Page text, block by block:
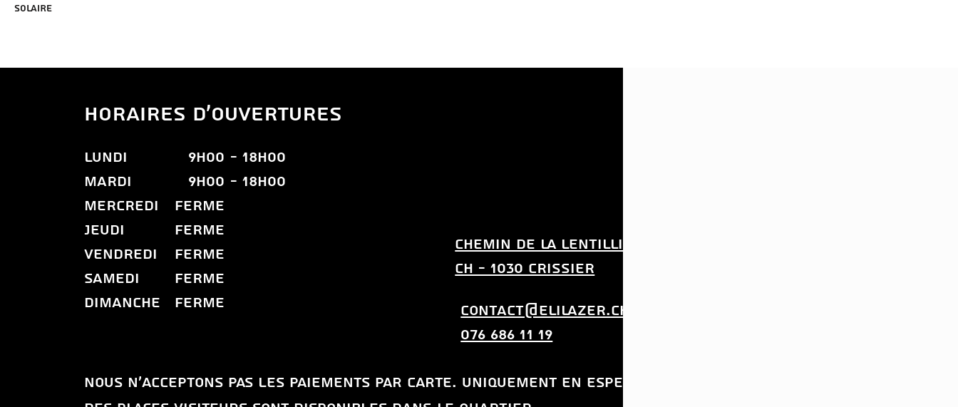
SOLAIRE
HORAIRES D'OUVERTURES
LUNDI
MARDI
MERCREDI
JEUDI
VENDREDI
SAMEDI
DIMANCHE
9h00
9H00
FERME
FERME
FERME
FERME
FERME
- 18H00
- 18H00
CHEMIN DE LA LENTILLIERES 13
CH - 1030 CRISSIER
CONTACT@ELILAZER.CH
076 686 11 19
Nous n'acceptons pas les paiements par carte. uniquement en espece